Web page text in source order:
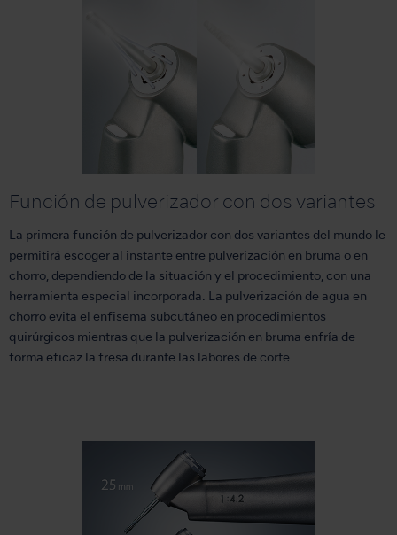
Función de pulverizador con dos variantes
La primera función de pulverizador con dos variantes del mundo le
permitirá escoger al instante entre pulverización en bruma o en
chorro, dependiendo de la situación y el procedimiento, con una
herramienta especial incorporada. La pulverización de agua en
chorro evita el enfisema subcutáneo en procedimientos
quirúrgicos mientras que la pulverización en bruma enfría de
forma eficaz la fresa durante las labores de corte.